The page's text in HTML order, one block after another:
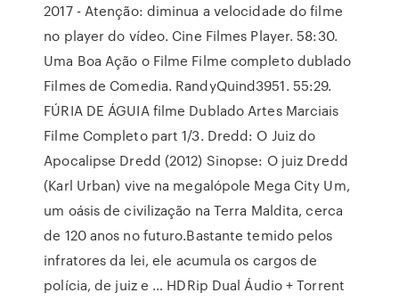
2017 - Atenção: diminua a velocidade do filme
no player do vídeo. Cine Filmes Player. 58:30.
Uma Boa Ação o Filme Filme completo dublado
Filmes de Comedia. RandyQuind3951. 55:29.
FÚRIA DE ÁGUIA filme Dublado Artes Marciais
Filme Completo part 1/3. Dredd: O Juiz do
Apocalipse Dredd (2012) Sinopse: O juiz Dredd
(Karl Urban) vive na megalópole Mega City Um,
um oásis de civilização na Terra Maldita, cerca
de 120 anos no futuro.Bastante temido pelos
infratores da lei, ele acumula os cargos de
polícia, de juiz e … HDRip Dual Áudio + Torrent